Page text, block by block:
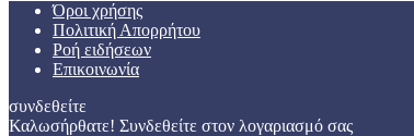
Όροι χρήσης
Πολιτική Απορρήτου
Ροή ειδήσεων
Επικοινωνία
συνδεθείτε
Καλωσήρθατε! Συνδεθείτε στον λογαριασμό σας